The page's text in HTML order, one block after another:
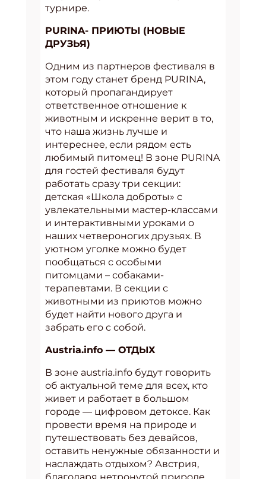
турнире.
PURINA- ПРИЮТЫ (НОВЫЕ
ДРУЗЬЯ)
Одним из партнеров фестиваля в
этом году станет бренд PURINA,
который пропагандирует
ответственное отношение к
животным и искренне верит в то,
что наша жизнь лучше и
интереснее, если рядом есть
любимый питомец! В зоне PURINA
для гостей фестиваля будут
работать сразу три секции:
детская «Школа доброты» с
увлекательными мастер-классами
и интерактивными уроками о
наших четвероногих друзьях. В
уютном уголке можно будет
пообщаться с особыми
питомцами – собаками-
терапевтами. В секции с
животными из приютов можно
будет найти нового друга и
забрать его с собой.
Austria.info — ОТДЫХ
В зоне austria.info будут говорить
об актуальной теме для всех, кто
живет и работает в большом
городе — цифровом детоксе. Как
провести время на природе и
путешествовать без девайсов,
оставить ненужные обязанности и
наслаждать отдыхом? Австрия,